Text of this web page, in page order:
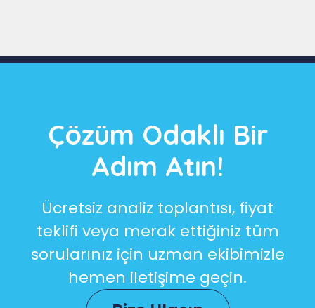
Çözüm Odaklı Bir
Adım Atın!
Ücretsiz analiz toplantısı, fiyat
teklifi veya merak ettiğiniz tüm
sorularınız için uzman ekibimizle
hemen iletişime geçin.